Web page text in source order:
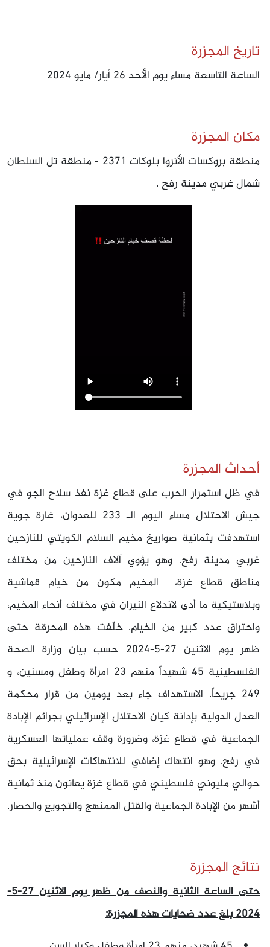
تاريخ المجزرة
الساعة التاسعة مساء يوم الأحد 26 أيار/ مايو 2024
مكان المجزرة
منطقة بروكسات الأنروا بلوكات 2371 - منطقة تل السلطان
شمال غربي مدينة رفح .
أحداث المجزرة
في ظل استمرار الحرب على قطاع غزة نفذ سلاح الجو في
جيش الاحتلال مساء اليوم الـ 233 للعدوان، غارة جوية
استهدفت بثمانية صواريخ مخيم السلام الكويتي للنازحين
غربي مدينة رفح، وهو يؤوي آلاف النازحين من مختلف
مناطق قطاع غزة، المخيم مكون من خيام قماشية
وبلاستيكية ما أدى لاندلاع النيران في مختلف أنحاء المخيم،
واحتراق عدد كبير من الخيام. خلّفت هذه المحرقة حتى
ظهر يوم الاثنين 27-5-2024 حسب بيان وزارة الصحة
الفلسطينية 45 شهيداً منهم 23 امرأة وطفل ومسنين، و
249 جريحاً. الاستهداف جاء بعد يومين من قرار محكمة
العدل الدولية بإدانة كيان الاحتلال الإسرائيلي بجرائم الإبادة
الجماعية في قطاع غزة، وضرورة وقف عملياتها العسكرية
في رفح، وهو انتهاك إضافي للانتهاكات الإسرائيلية بحق
حوالي مليوني فلسطيني في قطاع غزة يعانون منذ ثمانية
أشهر من الإبادة الجماعية والقتل الممنهج والتجويع والحصار.
نتائج المجزرة
حتى الساعة الثانية والنصف من ظهر يوم الاثنين 27-5-
2024 بلغ عدد ضحايات هذه المجزرة: